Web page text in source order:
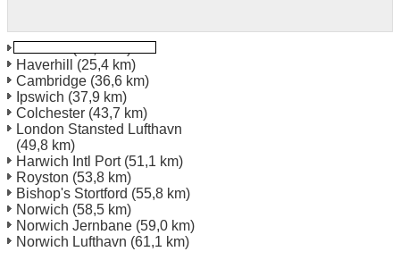
Haverhill
(25,4 km)
Cambridge (36,6 km)
Ipswich (37,9 km)
Colchester (43,7 km)
London Stansted Lufthavn
(49,8 km)
Harwich Intl Port(51,1 km)
Royston (53,8 km)
Bishop's Stortford (55,8 km)
Norwich (58,5 km)
Norwich Jernbane (59,0 km)
Norwich Lufthavn (61,1 km)